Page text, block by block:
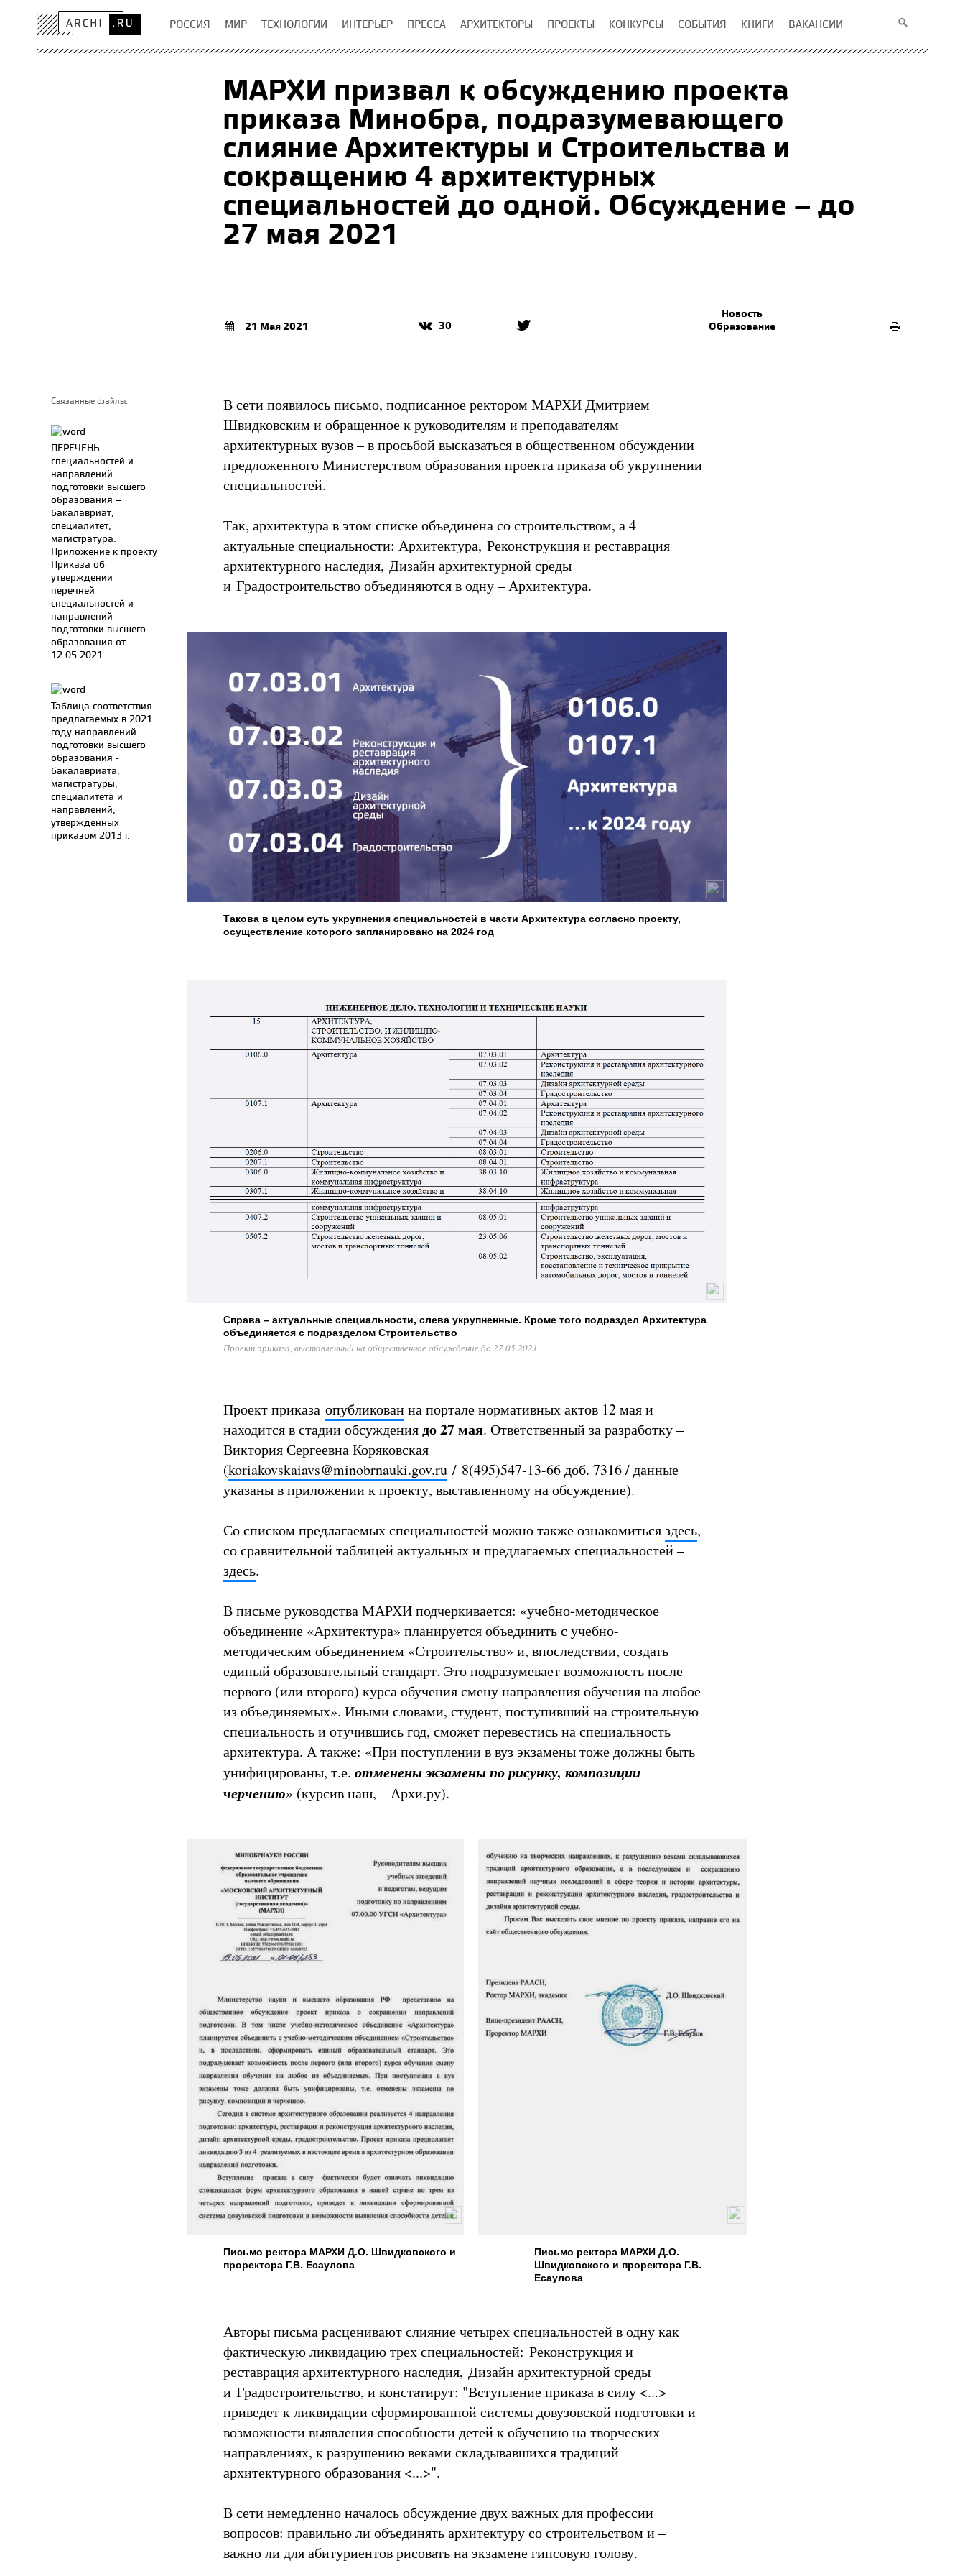
РОССИЯ МИР ТЕХНОЛОГИИ ИНТЕРЬЕР ПРЕССА АРХИТЕКТОРЫ ПРОЕКТЫ КОНКУРСЫ СОБЫТИЯ КНИГИ ВАКАНСИИ
МАРХИ призвал к обсуждению проекта
приказа Минобра, подразумевающего
слияние Архитектуры и Строительства и
сокращению 4 архитектурных
специальностей до одной. Обсуждение – до
27 мая 2021
21 Мая 2021 30
Новость
Образование
Связанные файлы:
ПЕРЕЧЕНЬ
специальностей и
направлений
подготовки высшего
образования –
бакалавриат,
специалитет,
магистратура.
Приложение к проекту
Приказа об
утверждении
перечней
специальностей и
направлений
подготовки высшего
образования от
12.05.2021
Таблица соответствия
предлагаемых в 2021
году направлений
подготовки высшего
образования -
бакалавриата,
магистратуры,
специалитета и
направлений,
утвержденных
приказом 2013 г.
В сети появилось письмо, подписанное ректором МАРХИ Дмитрием
Швидковским и обращенное к руководителям и преподавателям
архитектурных вузов – в просьбой высказаться в общественном обсуждении
предложенного Министерством образования проекта приказа об укрупнении
специальностей.
Так, архитектура в этом списке объединена со строительством, а 4
актуальные специальности: Архитектура, Реконструкция и реставрация
архитектурного наследия, Дизайн архитектурной среды
и Градостроительство объединяются в одну – Архитектура.
Такова в целом суть укрупнения специальностей в части Архитектура согласно проекту,
осуществление которого запланировано на 2024 год
Справа – актуальные специальности, слева укрупненные. Кроме того подраздел Архитектура
объединяется с подразделом Строительство
Проект приказа, выставленный на общественное обсуждение до 27.05.2021
Проект приказа опубликованна портале нормативных актов 12 мая и
находится в стадии обсуждениядо 27 мая. Ответственный за разработку –
Виктория Сергеевна Коряковская
(koriakovskaiavs@minobrnauki.gov.ru / 8(495)547-13-66 доб. 7316 / данные
указаны в приложении к проекту, выставленному на обсуждение).
Со списком предлагаемых специальностей можно также ознакомитьсяздесь,
со сравнительной таблицей актуальных и предлагаемых специальностей –
здесь.
В письме руководства МАРХИ подчеркивается: «учебно-методическое
объединение «Архитектура» планируется объединить с учебно-
методическим объединением «Строительство» и, впоследствии, создать
единый образовательный стандарт. Это подразумевает возможность после
первого (или второго) курса обучения смену направления обучения на любое
из объединяемых». Иными словами, студент, поступивший на строительную
специальность и отучившись год, сможет перевестись на специальность
архитектура. А также: «При поступлении в вуз экзамены тоже должны быть
унифицированы, т.е. отменены экзамены по рисунку, композиции
черчению» (курсив наш, – Архи.ру).
Письмо ректора МАРХИ Д.О. Швидковского и
проректора Г.В. Есаулова
Письмо ректора МАРХИ Д.О.
Швидковского и проректора Г.В.
Есаулова
Авторы письма расценивают слияние четырех специальностей в одну как
фактическую ликвидацию трех специальностей: Реконструкция и
реставрация архитектурного наследия, Дизайн архитектурной среды
и Градостроительство, и констатирут: "Вступление приказа в силу <...>
приведет к ликвидации сформированной системы довузовской подготовки и
возможности выявления способности детей к обучению на творческих
направлениях, к разрушению веками складывавшихся традиций
архитектурного образования <...>".
В сети немедленно началось обсуждение двух важных для профессии
вопросов: правильно ли объединять архитектуру со строительством и –
важно ли для абитуриентов рисовать на экзамене гипсовую голову.